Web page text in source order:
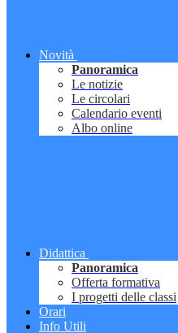
Novità
Panoramica
Le notizie
Le circolari
Calendario eventi
Albo online
Didattica
Panoramica
Offerta formativa
I progetti delle classi
Orari
Info Utili